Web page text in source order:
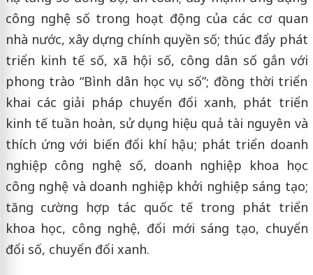
công nghệ số trong hoạt động của các cơ quan
nhà nước, xây dựng chính quyền số; thúc đẩy phát
triển kinh tế số, xã hội số, công dân số gắn với
phong trào “Bình dân học vụ số”; đồng thời triển
khai các giải pháp chuyển đổi xanh, phát triển
kinh tế tuần hoàn, sử dụng hiệu quả tài nguyên và
thích ứng với biến đổi khí hậu; phát triển doanh
nghiệp công nghệ số, doanh nghiệp khoa học
công nghệ và doanh nghiệp khởi nghiệp sáng tạo;
tăng cường hợp tác quốc tế trong phát triển
khoa học, công nghệ, đổi mới sáng tạo, chuyển
đổi số, chuyển đổi xanh.